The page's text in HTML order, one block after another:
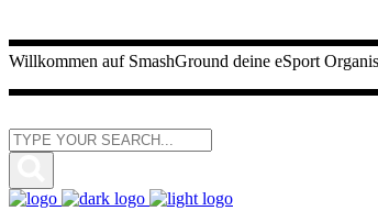
Willkommen auf SmashGround deine eSport